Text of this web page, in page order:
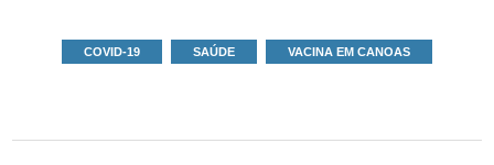
COVID-19 SAÚDE VACINA EM CANOAS